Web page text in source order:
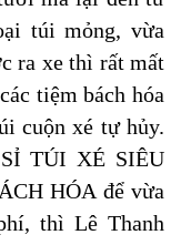
túi mỏng, vừa
ra xe thì rất mất
tiệm bách hóa
cuộn xé tự hủy.
TÚI XÉ SIÊU
HÓA để vừa
thì Lê Thanh